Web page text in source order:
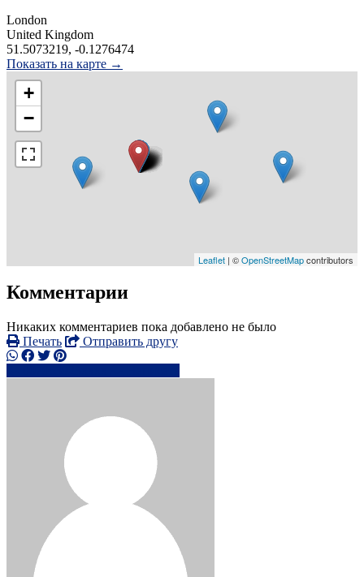
London
United Kingdom
51.5073219, -0.1276474
Показать на карте →
+
−
Leaflet | ©OpenStreetMapcontributors
Комментарии
Никаких комментариев пока добавлено не было
Печать
Отправить другу